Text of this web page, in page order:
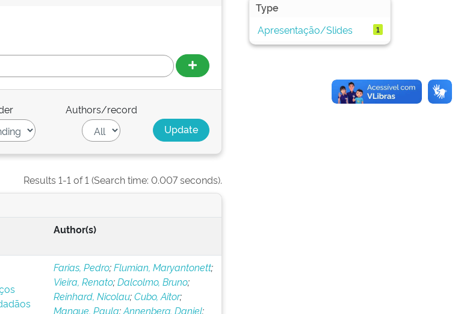
Authors/record
Results 1-1 of 1 (Search time: 0.007 seconds).
Author(s)
Farias, Pedro;Flumian, Maryantonett;
Vieira, Renato;Dalcolmo, Bruno;
Reinhard, Nicolau;Cubo, Aitor;
Manque, Paula;Annenberg, Daniel;
Type
Apresentação/Slides
1